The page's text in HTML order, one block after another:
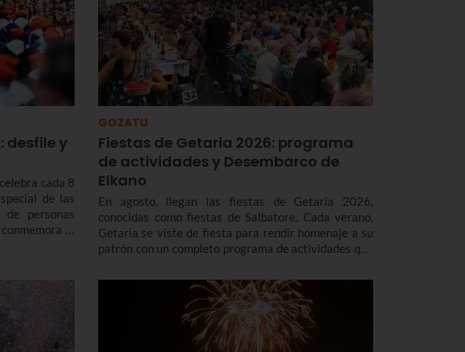
desfile y
cada 8
de las
personas
la
la victoria.
desfile del
de fiestas
las fiestas
GOZATU
Fiestas de Getaria 2026: programa
de actividades y Desembarco de
Elkano
En agosto, llegan las fiestas de Getaria 2026,
conocidas como fiestas de Salbatore. Cada verano,
Getaria se viste de fiesta para rendir homenaje a su
patrón con un completo programa de actividades que
cada cuatro años, un espectacular Desembarco de
Elkano, que este año será el día 7 de agosto.